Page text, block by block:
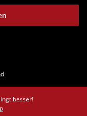
besser!